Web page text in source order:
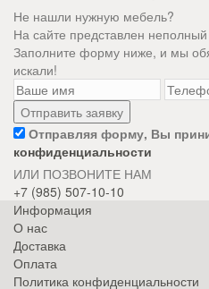
Не нашли нужную мебель?
На сайте представлен неполный
Заполните форму ниже, и мы
искали!
Отправляя форму, Вы
конфиденциальности
ИЛИ ПОЗВОНИТЕ НАМ
+7 (985) 507-10-10
Информация
О нас
Доставка
Оплата
Политика конфиденциальности